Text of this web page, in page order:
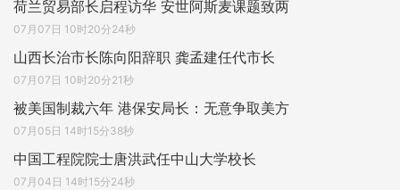
荷兰贸易部长启程访华 安世阿斯麦课题致两
07月07日 10时20分24秒
山西长治市长陈向阳辞职 龚孟建任代市长
07月07日 10时20分21秒
被美国制裁六年 港保安局长：无意争取美方
07月05日 14时15分38秒
中国工程院院士唐洪武任中山大学校长
07月04日 14时15分24秒